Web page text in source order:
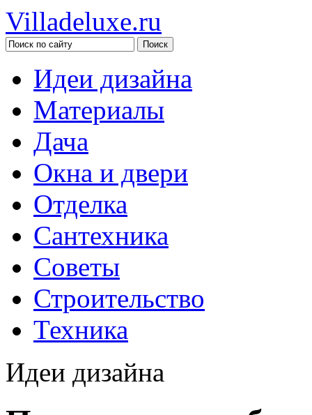
Villadeluxe.ru
Идеи дизайна
Материалы
Дача
Окна и двери
Отделка
Сантехника
Советы
Строительство
Техника
Идеи дизайна